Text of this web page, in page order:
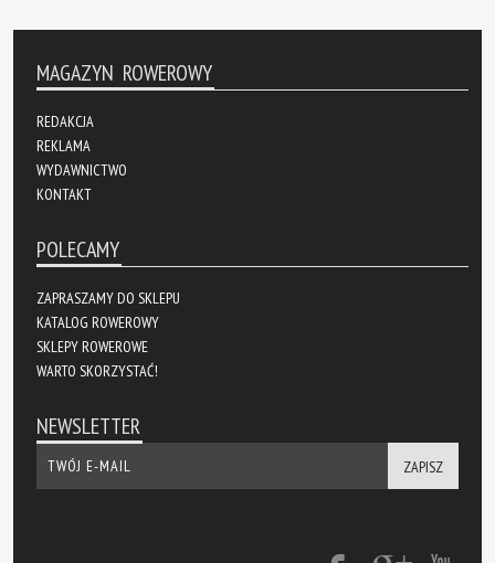
MAGAZYN ROWEROWY
REDAKCJA
REKLAMA
WYDAWNICTWO
KONTAKT
POLECAMY
ZAPRASZAMY DO SKLEPU
KATALOG ROWEROWY
SKLEPY ROWEROWE
WARTO SKORZYSTAĆ!
NEWSLETTER
ZAPISZ